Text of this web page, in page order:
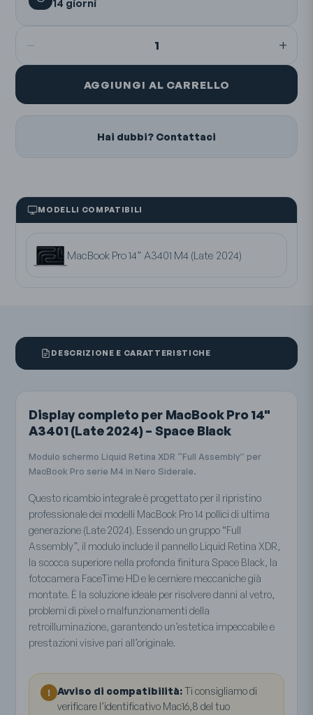
14 giorni
− 1 +
AGGIUNGI AL CARRELLO
Hai dubbi? Contattaci
MODELLI COMPATIBILI
MacBook Pro 14” A3401 M4 (Late 2024)
DESCRIZIONE E CARATTERISTICHE
Display completo per MacBook Pro 14"
A3401 (Late 2024) – Space Black
Modulo schermo Liquid Retina XDR “Full Assembly” per
MacBook Pro serie M4 in Nero Siderale.
Questo ricambio integrale è progettato per il ripristino
professionale dei modelli MacBook Pro 14 pollici di ultima
generazione (Late 2024). Essendo un gruppo “Full
Assembly”, il modulo include il pannello Liquid Retina XDR,
la scocca superiore nella profonda finitura Space Black, la
fotocamera FaceTime HD e le cerniere meccaniche già
montate. È la soluzione ideale per risolvere danni al vetro,
problemi di pixel o malfunzionamenti della
retroilluminazione, garantendo un’estetica impeccabile e
prestazioni visive pari all’originale.
! Avviso di compatibilità:Ti consigliamo di
verificare l’identificativo Mac16,8 del tuo